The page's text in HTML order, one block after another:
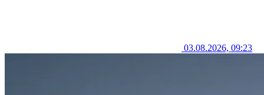
03.08.2026, 09:23